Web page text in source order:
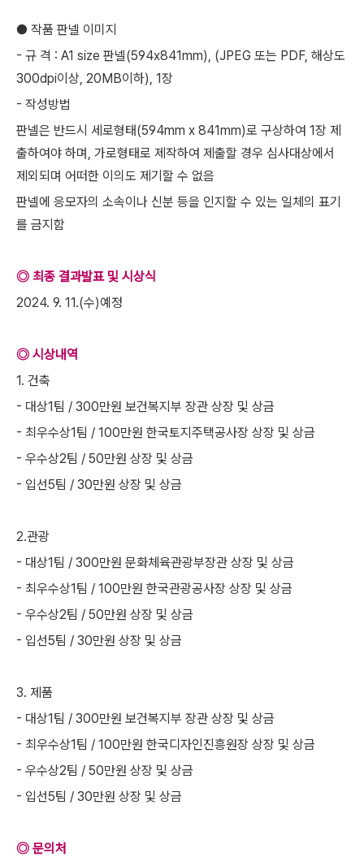
● 작품 판넬 이미지
- 규 격 : A1 size 판넬(594x841mm), (JPEG 또는 PDF, 해상도
300dpi이상, 20MB이하), 1장
- 작성방법
판넬은 반드시 세로형태(594mm x 841mm)로 구상하여 1장 제
출하여야 하며, 가로형태로 제작하여 제출할 경우 심사대상에서
제외되며 어떠한 이의도 제기할 수 없음
판넬에 응모자의 소속이나 신분 등을 인지할 수 있는 일체의 표기
를 금지함
◎ 최종 결과발표 및 시상식
2024. 9. 11.(수)예정
◎ 시상내역
1. 건축
- 대상1팀 / 300만원 보건복지부 장관 상장 및 상금
- 최우수상1팀 / 100만원 한국토지주택공사장 상장 및 상금
- 우수상2팀 / 50만원 상장 및 상금
- 입선5팀 / 30만원 상장 및 상금
2.관광
- 대상1팀 / 300만원 문화체육관광부장관 상장 및 상금
- 최우수상1팀 / 100만원 한국관광공사장 상장 및 상금
- 우수상2팀 / 50만원 상장 및 상금
- 입선5팀 / 30만원 상장 및 상금
3. 제품
- 대상1팀 / 300만원 보건복지부 장관 상장 및 상금
- 최우수상1팀 / 100만원 한국디자인진흥원장 상장 및 상금
- 우수상2팀 / 50만원 상장 및 상금
- 입선5팀 / 30만원 상장 및 상금
◎ 문의처